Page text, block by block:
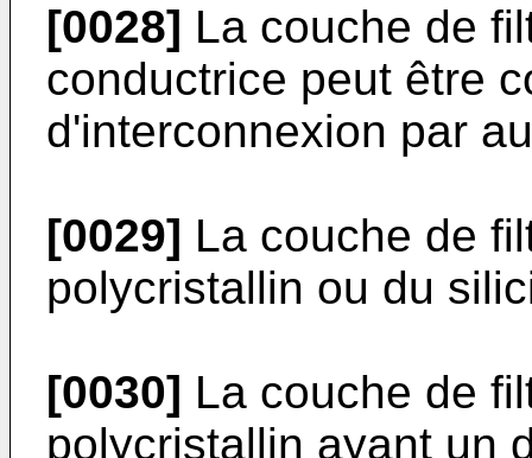
[0028] La couche de
conductrice peut être
d'interconnexion par
[0029] La couche de
polycristallin ou du
[0030] La couche de
polycristallin ayant un